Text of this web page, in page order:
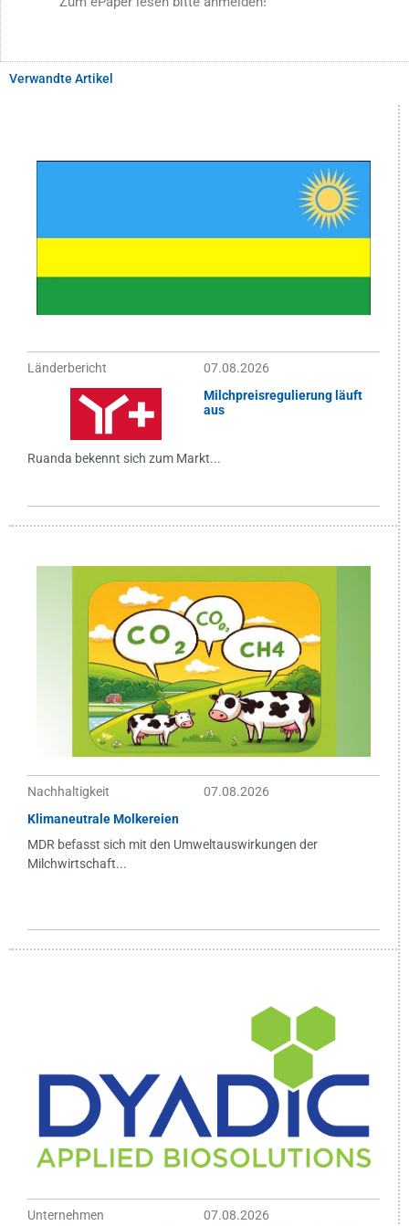
Verwandte Artikel
Länderbericht
07.08.2026
Milchpreisregulierung läuft
aus
Ruanda bekennt sich zum Markt...
Nachhaltigkeit
07.08.2026
Klimaneutrale Molkereien
MDR befasst sich mit den Umweltauswirkungen der
Milchwirtschaft...
Unternehmen
07.08.2026